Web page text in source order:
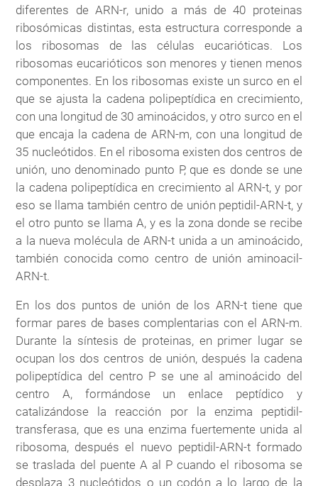
diferentes de ARN-r, unido a más de 40 proteinas
ribosómicas distintas, esta estructura corresponde a
los ribosomas de las células eucarióticas. Los
ribosomas eucarióticos son menores y tienen menos
componentes. En los ribosomas existe un surco en el
que se ajusta la cadena polipeptídica en crecimiento,
con una longitud de 30 aminoácidos, y otro surco en el
que encaja la cadena de ARN-m, con una longitud de
35 nucleótidos. En el ribosoma existen dos centros de
unión, uno denominado punto P, que es donde se une
la cadena polipeptídica en crecimiento al ARN-t, y por
eso se llama también centro de unión peptidil-ARN-t, y
el otro punto se llama A, y es la zona donde se recibe
a la nueva molécula de ARN-t unida a un aminoácido,
también conocida como centro de unión aminoacil-
ARN-t.
En los dos puntos de unión de los ARN-t tiene que
formar pares de bases complentarias con el ARN-m.
Durante la síntesis de proteinas, en primer lugar se
ocupan los dos centros de unión, después la cadena
polipeptídica del centro P se une al aminoácido del
centro A, formándose un enlace peptídico y
catalizándose la reacción por la enzima peptidil-
transferasa, que es una enzima fuertemente unida al
ribosoma, después el nuevo peptidil-ARN-t formado
se traslada del puente A al P cuando el ribosoma se
desplaza 3 nucleótidos o un codón a lo largo de la